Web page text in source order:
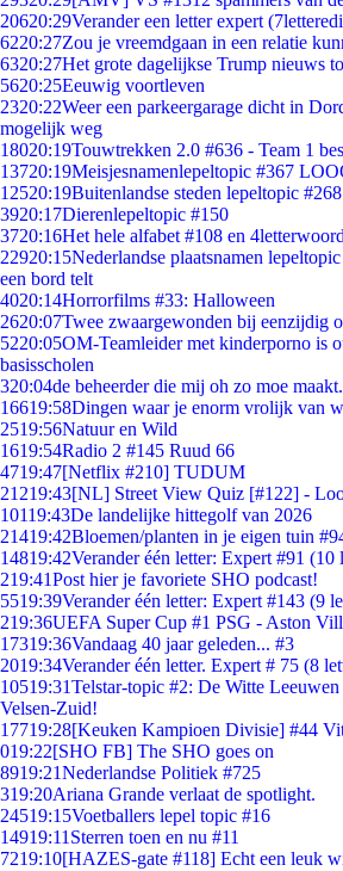
20620:29Verander een letter expert
6220:27Zou je vreemdgaan in een relatie
6320:27Het grote dagelijkse Trump nieuws
5620:25Eeuwig voortleven
2320:22Weer een parkeergarage dicht in
mogelijk weg
18020:19Touwtrekken 2.0 #636 - Team 1
13720:19Meisjesnamenlepeltopic #367
12520:19Buitenlandse steden lepeltopic #268
3920:17Dierenlepeltopic #150
3720:16Het hele alfabet #108 en 4letterwoord
22920:15Nederlandse plaatsnamen
een bord telt
4020:14Horrorfilms #33: Halloween
2620:07Twee zwaargewonden bij eenzijdig
5220:05OM-Teamleider met kinderporno is
basisscholen
320:04de beheerder die mij oh zo moe maakt.
16619:58Dingen waar je enorm vrolijk van
2519:56Natuur en Wild
1619:54Radio 2 #145 Ruud 66
4719:47[Netflix #210] TUDUM
21219:43[NL] Street View Quiz [#122] -
10119:43De landelijke hittegolf van 2026
21419:42Bloemen/planten in je eigen tuin
14819:42Verander één letter: Expert #91 (10
219:41Post hier je favoriete SHO podcast!
5519:39Verander één letter: Expert #143 (9
219:36UEFA Super Cup #1 PSG - Aston
17319:36Vandaag 40 jaar geleden... #3
2019:34Verander één letter. Expert # 75 (8
10519:31Telstar-topic #2: De Witte
Velsen-Zuid!
17719:28[Keuken Kampioen Divisie] #44
019:22[SHO FB] The SHO goes on
8919:21Nederlandse Politiek #725
319:20Ariana Grande verlaat de spotlight.
24519:15Voetballers lepel topic #16
14919:11 Sterren toen en nu #11
7219:10[HAZES-gate #118] Echt een leuk